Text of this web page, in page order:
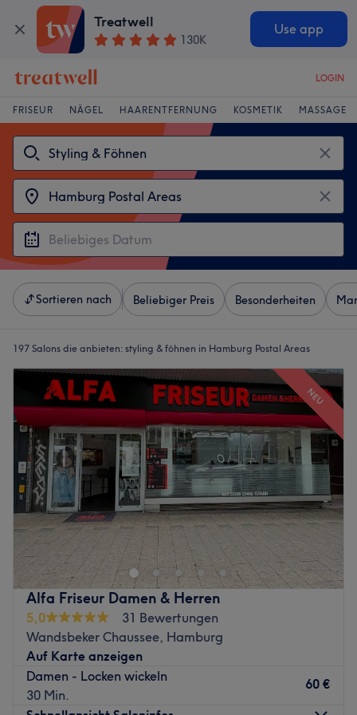
Treatwell
130K
Use app
LOGIN
FRISEUR NÄGEL HAARENTFERNUNG KOSMETIK MASSAGE
Sortieren nach Beliebiger Preis Besonderheiten
197 Salons die anbieten: styling & föhnen in Hamburg Postal Areas
NEU
Alfa Friseur Damen & Herren
5,0
31 Bewertungen
Wandsbeker Chaussee, Hamburg
Auf Karte anzeigen
Damen - Locken wickeln
30 Min.
60 €